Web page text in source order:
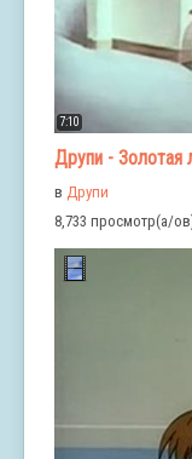
7:10
Друпи - Золотая
в Друпи
8,733 просмотр(а/